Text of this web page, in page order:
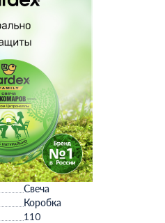
Свеча
Коробка
110